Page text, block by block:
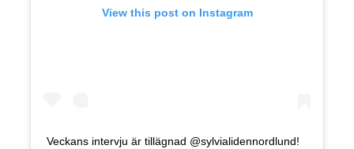
View this post on Instagram
Veckans intervju är tillägnad @sylvialidennordlund!